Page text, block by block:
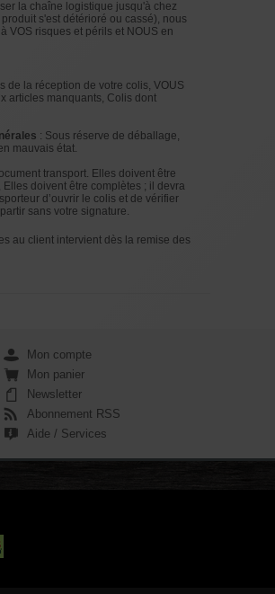
la chaîne logistique jusqu'à chez
s'est détérioré ou cassé), nous
VOS risques et périls et NOUS en
de la réception de votre colis, VOUS
articles manquants, Colis dont
: Sous réserve de déballage,
mauvais état.
transport. Elles doivent être
doivent être complètes ; il devra
d’ouvrir le colis et de vérifier
sans votre signature.
au client intervient dès la remise des
Mon compte
Mon panier
Newsletter
Abonnement RSS
Aide / Services